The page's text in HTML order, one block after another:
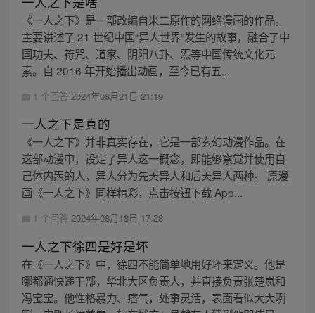
《一人之下》是一部改编自米二原作的网络漫画的作品。
主要讲述了 21 世纪中国“异人世界”发生的故事，融合了中
国功夫、符咒、道家、阴阳八卦、炁等中国传统文化元
素。自 2016 年开始播出动画，至今已有五...
1 个回答 2024年08月21日 21:19
一人之下是真的
《一人之下》并非真实存在，它是一部玄幻动漫作品。在
这部动漫中，设定了异人这一概念，即能够察觉并使用自
己体内炁的人，异人分为先天异人和后天异人两种。 原漫
画《一人之下》同样精彩，点击按钮下载 App...
1 个回答 2024年08月18日 17:28
一人之下徐四是好是坏
在《一人之下》中，徐四不能简单地用好坏来定义。他是
哪都通快递干部，华北大区负责人，并直接负责张楚岚和
冯宝宝。他性格暴力、痞气，处事灵活，表面看似大大咧